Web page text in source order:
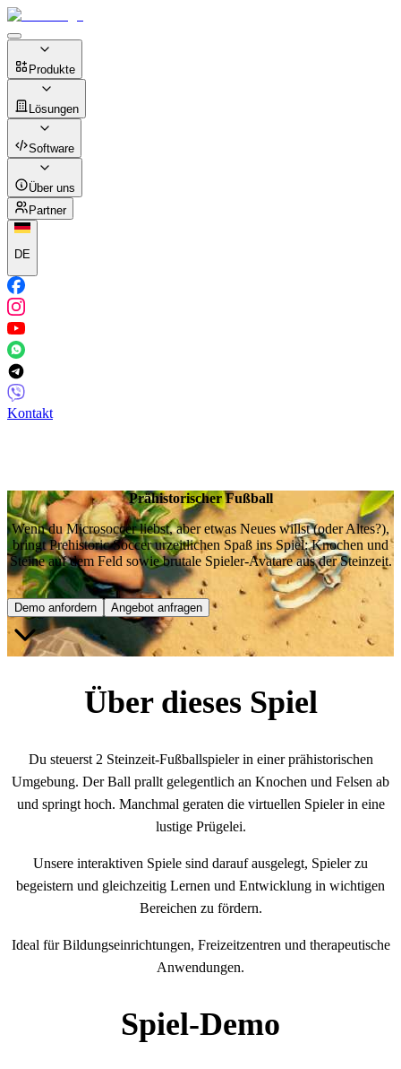
Produkte
Lösungen
Software
Über uns
Partner
DE
Kontakt
Prähistorischer Fußball
Wenn du Microsoccer liebst, aber etwas Neues willst (oder Altes?),
bringt Prehistoric Soccer urzeitlichen Spaß ins Spiel: Knochen und
Steine auf dem Feld sowie brutale Spieler-Avatare aus der Steinzeit.
Demo anfordern Angebot anfragen
Über dieses Spiel
Du steuerst 2 Steinzeit-Fußballspieler in einer prähistorischen
Umgebung. Der Ball prallt gelegentlich an Knochen und Felsen ab
und springt hoch. Manchmal geraten die virtuellen Spieler in eine
lustige Prügelei.
Unsere interaktiven Spiele sind darauf ausgelegt, Spieler zu
begeistern und gleichzeitig Lernen und Entwicklung in wichtigen
Bereichen zu fördern.
Ideal für Bildungseinrichtungen, Freizeitzentren und therapeutische
Anwendungen.
Spiel-Demo